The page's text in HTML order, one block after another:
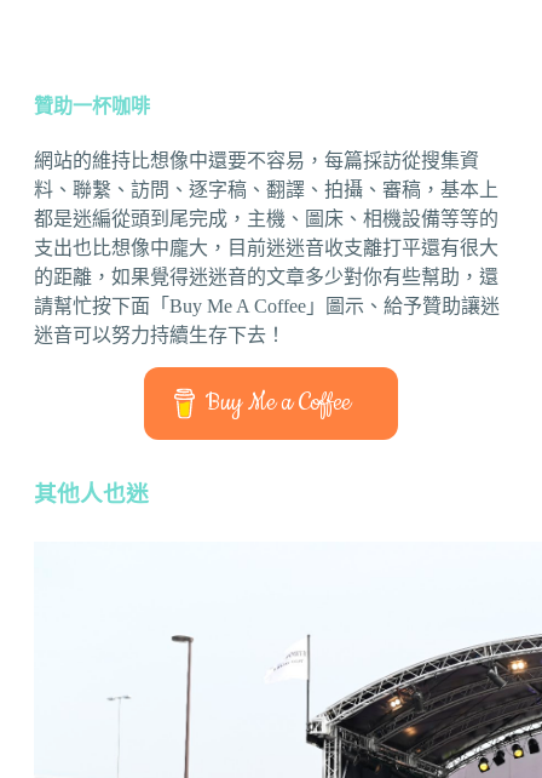
贊助一杯咖啡
網站的維持比想像中還要不容易，每篇採訪從搜集資
料、聯繫、訪問、逐字稿、翻譯、拍攝、審稿，基本上
都是迷編從頭到尾完成，主機、圖床、相機設備等等的
支出也比想像中龐大，目前迷迷音收支離打平還有很大
的距離，如果覺得迷迷音的文章多少對你有些幫助，還
請幫忙按下面「Buy Me A Coffee」圖示、給予贊助讓迷
迷音可以努力持續生存下去！
Buy Me a Coffee
其他人也迷